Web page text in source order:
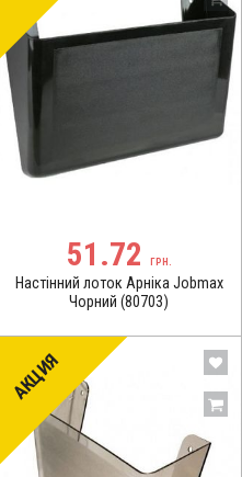
51.72 ГРН.
Настінний лоток Арніка Jobmax
Чорний (80703)
АКЦИЯ